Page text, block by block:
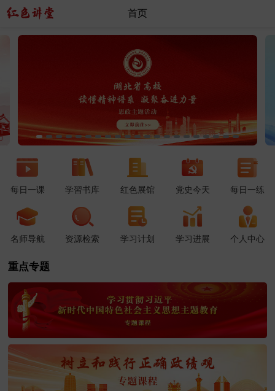
首页
每日一课 学習书库 红色展馆 党史今天 每日一练
名师导航 资源检索 学习计划 学习进展 个人中心
重点专题